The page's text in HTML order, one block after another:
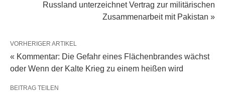
Russland unterzeichnet Vertrag zur militärischen
Zusammenarbeit mit Pakistan »
VORHERIGER ARTIKEL
« Kommentar: Die Gefahr eines Flächenbrandes wächst
oder Wenn der Kalte Krieg zu einem heißen wird
BEITRAG TEILEN